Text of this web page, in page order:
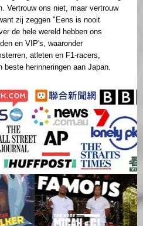
Vertrouw ons niet, maar vertrouw
zij zeggen "Eens is nooit
de hele wereld hebben ons
en VIP's, waaronder
atleten en F1-racers,
beste herinneringen aan Japan.